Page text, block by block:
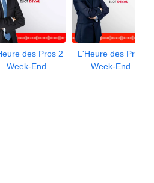
des Pros 2
Week-End
L'Heure des Pros
Week-End